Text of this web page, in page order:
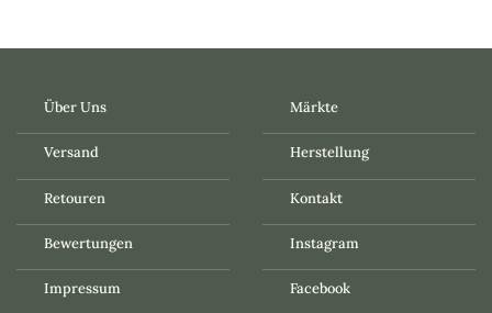
Über Uns
Versand
Retouren
Bewertungen
Impressum
Märkte
Herstellung
Kontakt
Instagram
Facebook